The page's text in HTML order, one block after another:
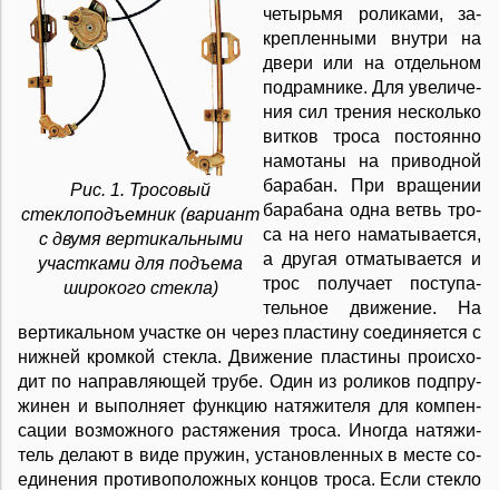
Рис. 1. Тросовый
стеклоподъемник (вариант
с двумя вертикальными
участками для подъема
широкого стекла)
че­тырь­мя ро­ли­ка­ми, за­
кре­п­лен­ны­ми вну­т­ри на
две­ри или на от­дель­ном
под­рам­ни­ке. Для уве­ли­че­
ния сил тре­ния не­сколь­ко
вит­ков тро­са по­сто­ян­но
на­мо­та­ны на при­вод­ной
ба­ра­бан. При вра­ще­нии
ба­ра­ба­на од­на ветвь тро­
са на не­го на­ма­ты­ва­ет­ся,
а дру­гая от­ма­ты­ва­ет­ся и
трос по­лу­ча­ет по­сту­па­
тель­ное дви­же­ние. На
вер­ти­каль­ном уча­ст­ке он че­рез пла­сти­ну со­еди­ня­ет­ся с
ниж­ней кром­кой сте­к­ла. Дви­же­ние пла­сти­ны про­ис­хо­
дит по на­пра­в­ля­ю­щей тру­бе. Один из ро­ли­ков под­пру­
жи­нен и вы­пол­ня­ет функ­цию на­тя­жи­те­ля для ком­пен­
са­ции воз­мож­но­го рас­тя­же­ния тро­са. Ино­г­да на­тя­жи­
тель де­ла­ют в ви­де пру­жин, ус­та­но­в­лен­ных в ме­с­те со­
еди­не­ния про­ти­во­по­лож­ных кон­цов тро­са. Ес­ли сте­к­ло